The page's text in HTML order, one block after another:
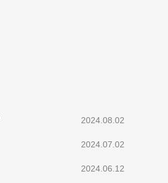
2024.08.02
2024.07.02
2024.06.12